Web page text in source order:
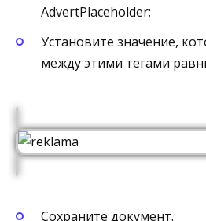
AdvertPlaceholder;
Установите значение,
между этими тегами
Сохраните документ.